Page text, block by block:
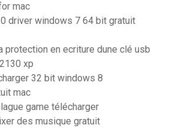
mac
driver windows 7 64 bit gratuit
protection en ecriture dune clé usb
xp
32 bit windows 8
mac
game télécharger
des musique gratuit